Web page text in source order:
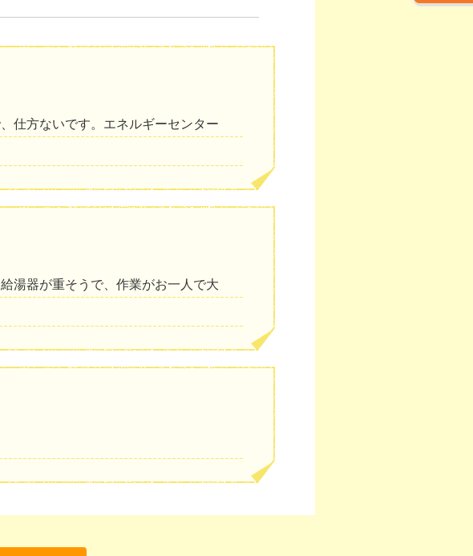
仕方ないです。エネルギーセンター
湯器が重そうで、作業がお一人で大